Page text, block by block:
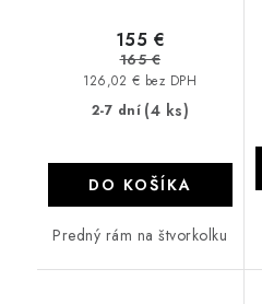
2-7 dní (4 ks)
126,02 € bez DPH
155 €
165 €
DO KOŠÍKA
Predný rám na štvorkolku